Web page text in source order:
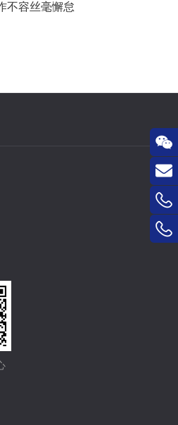
不容丝毫懈怠
联系
邮